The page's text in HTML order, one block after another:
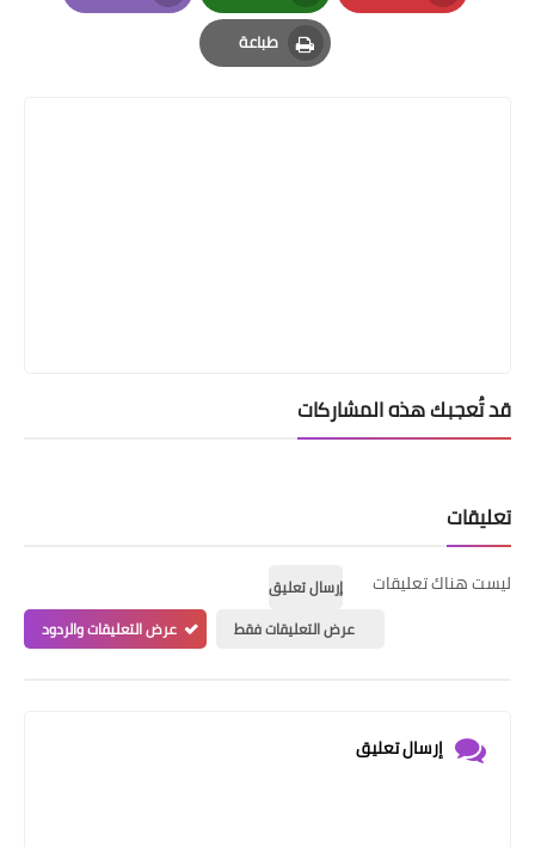
Pinterest
Whatsapp
Email
طباعة
Print
قد تُعجبك هذه المشاركات
تعليقات
ليست هناك تعليقات
إرسال تعليق
عرض التعليقات فقط
عرض التعليقات والردود
إرسال تعليق